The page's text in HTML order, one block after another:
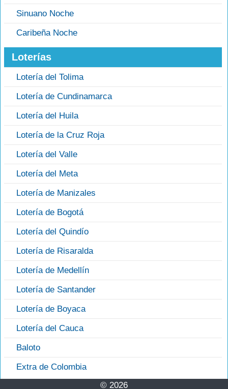
Sinuano Noche
Caribeña Noche
Loterías
Lotería del Tolima
Lotería de Cundinamarca
Lotería del Huila
Lotería de la Cruz Roja
Lotería del Valle
Lotería del Meta
Lotería de Manizales
Lotería de Bogotá
Lotería del Quindío
Lotería de Risaralda
Lotería de Medellín
Lotería de Santander
Lotería de Boyaca
Lotería del Cauca
Baloto
Extra de Colombia
© 2026